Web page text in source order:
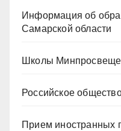
Информация об
Самарской области
Школы
Российское
Прием иностранных